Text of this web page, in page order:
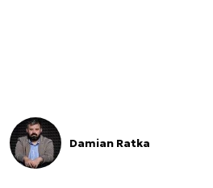
Damian Ratka